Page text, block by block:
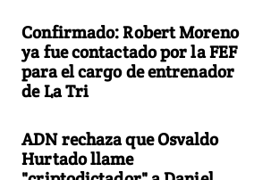
Confirmado: Robert Moreno
ya fue contactado por la FEF
para el cargo de entrenador
de La Tri
ADN rechaza que Osvaldo
Hurtado llame